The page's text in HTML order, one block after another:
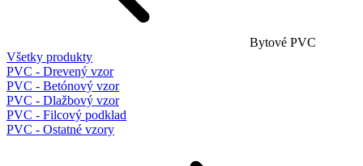
Bytové PVC
Všetky produkty
PVC - Drevený vzor
PVC - Betónový vzor
PVC - Dlažbový vzor
PVC - Filcový podklad
PVC - Ostatné vzory